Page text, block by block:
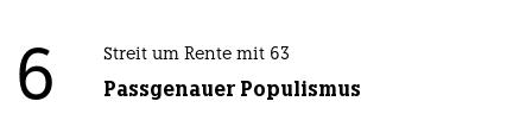
6 Streit um Rente mit 63
Passgenauer Populismus